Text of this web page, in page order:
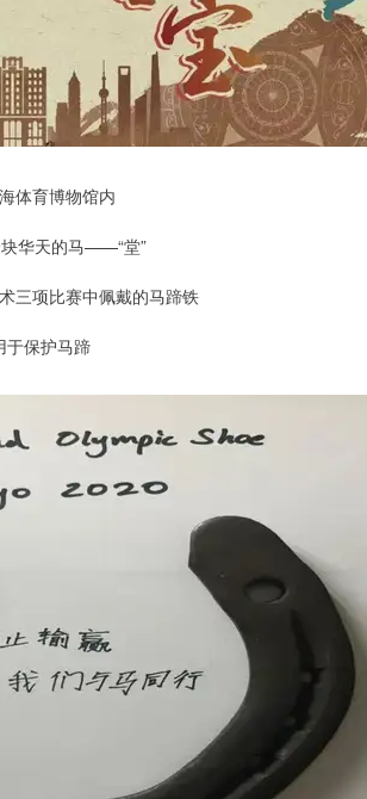
体育博物馆内
华天的马——“堂”
三项比赛中佩戴的马蹄铁
于保护马蹄